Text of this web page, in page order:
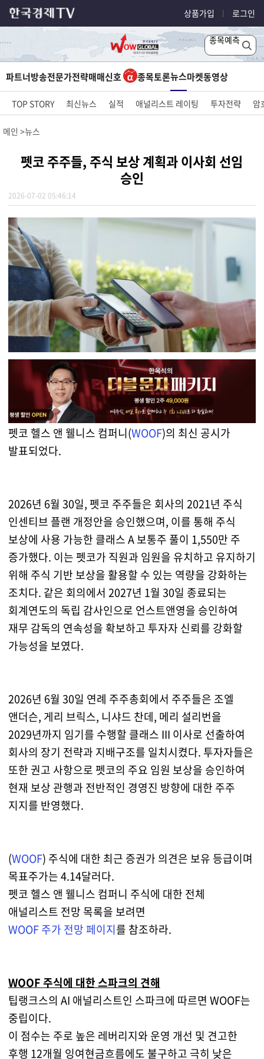
상품가입 로그인
종목예측
파트너방송전문가전략매매신호 종목토론뉴스마켓동영상
TOP STORY 최신뉴스 실적 애널리스트 레이팅 투자전략 암
메인 뉴스
펫코 주주들, 주식 보상 계획과 이사회 선임
승인
2026-07-02 05:46:14
펫코 헬스 앤 웰니스 컴퍼니(WOOF)의 최신 공시가
발표되었다.
2026년 6월 30일, 펫코 주주들은 회사의 2021년 주식
인센티브 플랜 개정안을 승인했으며, 이를 통해 주식
보상에 사용 가능한 클래스 A 보통주 풀이 1,550만 주
증가했다. 이는 펫코가 직원과 임원을 유치하고 유지하기
위해 주식 기반 보상을 활용할 수 있는 역량을 강화하는
조치다. 같은 회의에서 2027년 1월 30일 종료되는
회계연도의 독립 감사인으로 언스트앤영을 승인하여
재무 감독의 연속성을 확보하고 투자자 신뢰를 강화할
가능성을 보였다.
2026년 6월 30일 연례 주주총회에서 주주들은 조엘
앤더슨, 게리 브릭스, 니샤드 찬데, 메리 설리번을
2029년까지 임기를 수행할 클래스 III 이사로 선출하여
회사의 장기 전략과 지배구조를 일치시켰다. 투자자들은
또한 권고 사항으로 펫코의 주요 임원 보상을 승인하여
현재 보상 관행과 전반적인 경영진 방향에 대한 주주
지지를 반영했다.
(WOOF) 주식에 대한 최근 증권가 의견은 보유 등급이며
목표주가는 4.14달러다.
펫코 헬스 앤 웰니스 컴퍼니 주식에 대한 전체
애널리스트 전망 목록을 보려면
WOOF 주가 전망 페이지를 참조하라.
WOOF 주식에 대한 스파크의 견해
팁랭크스의 AI 애널리스트인 스파크에 따르면 WOOF는
중립이다.
이 점수는 주로 높은 레버리지와 운영 개선 및 견고한
후행 12개월 잉여현금흐름에도 불구하고 극히 낮은